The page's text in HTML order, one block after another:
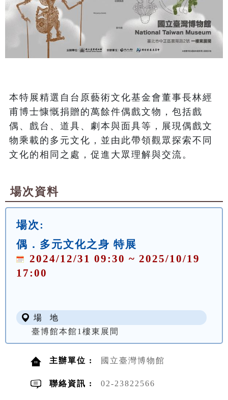
本特展精選自台原藝術文化基金會董事長林經
甫博士慷慨捐贈的萬餘件偶戲文物，包括戲
偶、戲台、道具、劇本與面具等，展現偶戲文
物乘載的多元文化，並由此帶領觀眾探索不同
文化的相同之處，促進大眾理解與交流。
場次資料
場次:
偶．多元文化之身 特展
2024/12/31 09:30 ~ 2025/10/19
17:00
場 地
臺博館本館1樓東展間
主辦單位 : 國立臺灣博物館
聯絡資訊 : 02-23822566